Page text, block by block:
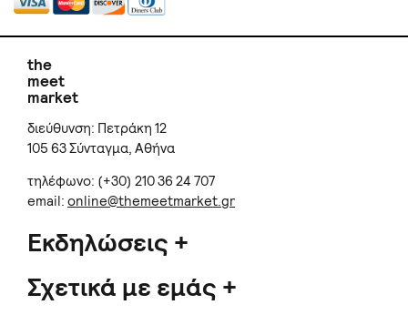
the
meet
market
διεύθυνση: Πετράκη 12
105 63 Σύνταγμα, Αθήνα
τηλέφωνο: (+30) 210 36 24 707
email: online@themeetmarket.gr
Εκδηλώσεις
Σχετικά με εμάς